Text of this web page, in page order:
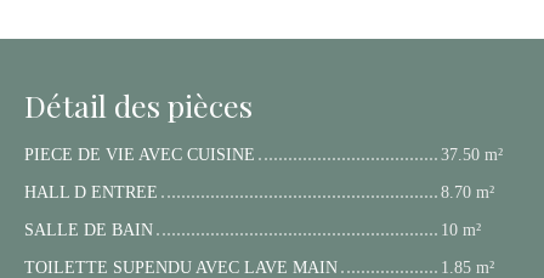
Détail des pièces
PIECE DE VIE AVEC CUISINE
37.50 m²
HALL D ENTREE
8.70 m²
SALLE DE BAIN
10 m²
TOILETTE SUPENDU AVEC LAVE MAIN
1.85 m²